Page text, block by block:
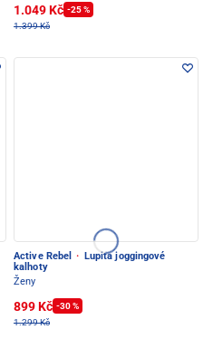
1.049 Kč -25 %
1.399 Kč
Active Rebel ·
Lupita joggingové
kalhoty
Ženy
899 Kč -30 %
1.299 Kč